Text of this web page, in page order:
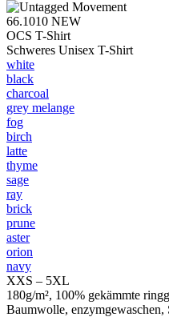
66.1010 NEW
OCS T-Shirt
Schweres Unisex T-Shirt
white
black
charcoal
grey melange
fog
birch
latte
thyme
sage
ray
brick
prune
aster
orion
navy
XXS – 5XL
180g/m², 100% gekämmte
Baumwolle, enzymgewaschen,